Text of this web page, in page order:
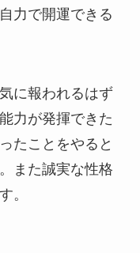
力で開運できる
に報われるはず
力が発揮できた
たことをやると
また誠実な性格
。